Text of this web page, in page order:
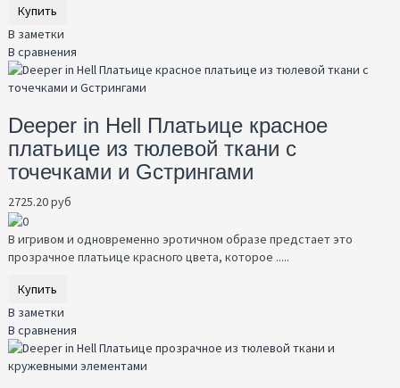
Купить
В заметки
В сравнения
Deeper in Hell Платьице красное
платьице из тюлевой ткани с
точечками и Gстрингами
2725.20 руб
В игривом и одновременно эротичном образе предстает это
прозрачное платьице красного цвета, которое .....
Купить
В заметки
В сравнения